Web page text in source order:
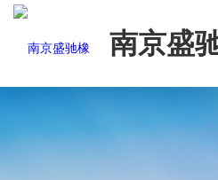
南京盛
司